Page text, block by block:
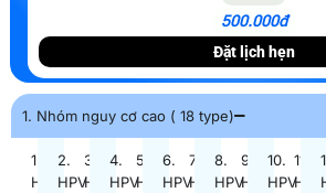
500.000đ
Đặt lịch hẹn
1. Nhóm nguy cơ cao ( 18 type)
1.
HPV
2.
HPV
3.
HPV
4.
HPV
5.
HPV
6.
HPV
7.
HPV
8.
HPV
9.
HPV
10.
HPV
11.
HPV